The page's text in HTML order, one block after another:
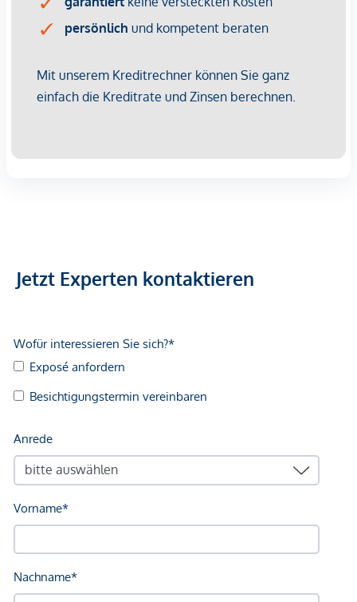
helle, freundliche Wohnatmosphäre und verleihen dem
Wohnbereich eine besondere räumliche Qualität.
vom Wohn- und Essbereich aus zugänglich und erweitert
diesen um einen gut nutzbaren Außenbereich mit Ausblick
Vom Wohnbereich aus erreichbar sind ein weiteres Zimmer
Das rund 20,73 m² große Schlafzimmer verfügt über ein
angeschlossenes eigenes Badezimmer und bildet einen klar
Raumaufteilung
Eingangsbereich ca. 4,05 m²
Wohn- und Essbereich ca. 42,58 m²
offene Küche ca. 22,35 m²
Speisekammer ca. 6,05 m²
Zimmer ca. 11,44 m²
Jetzt Experten kontaktieren